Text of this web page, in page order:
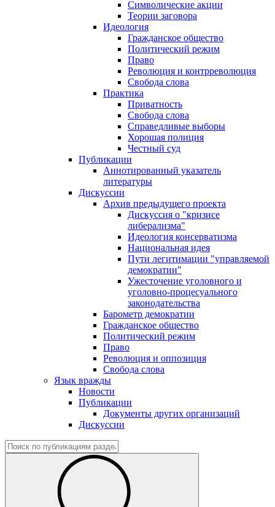
Символические акции
Теории заговора
Идеология
Гражданское общество
Политический режим
Право
Революция и контрреволюция
Свобода слова
Практика
Приватность
Свобода слова
Справедливые выборы
Хорошая полиция
Честный суд
Публикации
Аннотированный указатель
литературы
Дискуссии
Архив предыдущего проекта
Дискуссия о "кризисе
либерализма"
Идеология консерватизма
Национальная идея
Пути легитимации "управляемой
демократии"
Ужесточение уголовного и
уголовно-процесуального
законодательства
Барометр демократии
Гражданское общество
Политический режим
Право
Революция и оппозиция
Свобода слова
Язык вражды
Новости
Публикации
Документы других организаций
Дискуссии